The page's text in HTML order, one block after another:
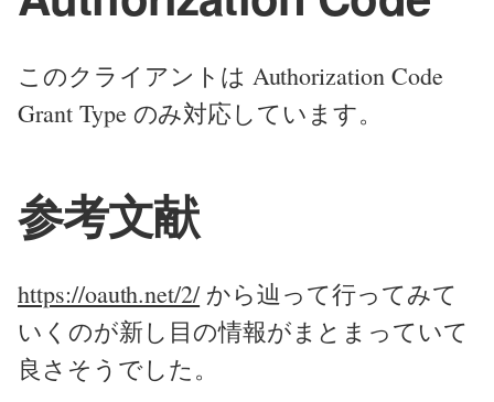
このクライアントは Authorization Code
Grant Type のみ対応しています。
参考文献
https://oauth.net/2/から辿って行ってみて
いくのが新し目の情報がまとまっていて
良さそうでした。